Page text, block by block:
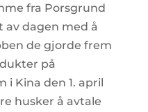
fra Porsgrund
dagen med å
de gjorde frem
på
i Kina den 1. april
husker å avtale